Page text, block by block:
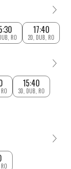
RO
17:40
2D, DUB, RO
15:40
3D, DUB, RO